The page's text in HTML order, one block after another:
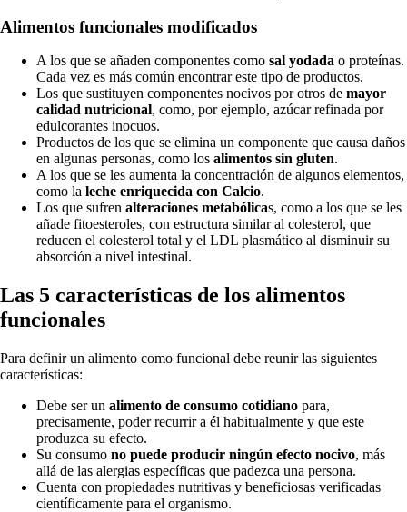
Alimentos funcionales modificados
A los que se añaden componentes como sal yodada o proteínas.
Cada vez es más común encontrar este tipo de productos.
Los que sustituyen componentes nocivos por otros de mayor
calidad nutricional, como, por ejemplo, azúcar refinada por
edulcorantes inocuos.
Productos de los que se elimina un componente que causa daños
en algunas personas, como los alimentos sin gluten.
A los que se les aumenta la concentración de algunos elementos,
como la leche enriquecida con Calcio.
Los que sufren alteraciones metabólicas, como a los que se les
añade fitoesteroles, con estructura similar al colesterol, que
reducen el colesterol total y el LDL plasmático al disminuir su
absorción a nivel intestinal.
Las 5 características de los alimentos
funcionales
Para definir un alimento como funcional debe reunir las siguientes
características:
Debe ser un alimento de consumo cotidiano para,
precisamente, poder recurrir a él habitualmente y que este
produzca su efecto.
Su consumo no puede producir ningún efecto nocivo, más
allá de las alergias específicas que padezca una persona.
Cuenta con propiedades nutritivas y beneficiosas verificadas
científicamente para el organismo.